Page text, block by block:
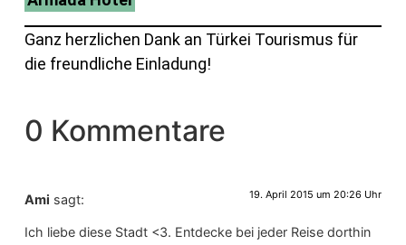
Ganz herzlichen Dank an Türkei Tourismus für
die freundliche Einladung!
0 Kommentare
Ami sagt: 19. April 2015 um 20:26 Uhr
Ich liebe diese Stadt <3. Entdecke bei jeder Reise dorthin